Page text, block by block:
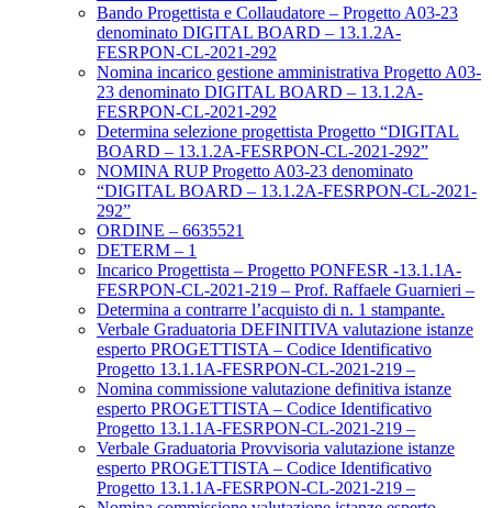
Bando Progettista e Collaudatore – Progetto A03-23
denominato DIGITAL BOARD – 13.1.2A-
FESRPON-CL-2021-292
Nomina incarico gestione amministrativa Progetto A03-
23 denominato DIGITAL BOARD – 13.1.2A-
FESRPON-CL-2021-292
Determina selezione progettista Progetto “DIGITAL
BOARD – 13.1.2A-FESRPON-CL-2021-292”
NOMINA RUP Progetto A03-23 denominato
“DIGITAL BOARD – 13.1.2A-FESRPON-CL-2021-
292”
ORDINE – 6635521
DETERM – 1
Incarico Progettista – Progetto PONFESR -13.1.1A-
FESRPON-CL-2021-219 – Prof. Raffaele Guarnieri –
Determina a contrarre l’acquisto di n. 1 stampante.
Verbale Graduatoria DEFINITIVA valutazione istanze
esperto PROGETTISTA – Codice Identificativo
Progetto 13.1.1A-FESRPON-CL-2021-219 –
Nomina commissione valutazione definitiva istanze
esperto PROGETTISTA – Codice Identificativo
Progetto 13.1.1A-FESRPON-CL-2021-219 –
Verbale Graduatoria Provvisoria valutazione istanze
esperto PROGETTISTA – Codice Identificativo
Progetto 13.1.1A-FESRPON-CL-2021-219 –